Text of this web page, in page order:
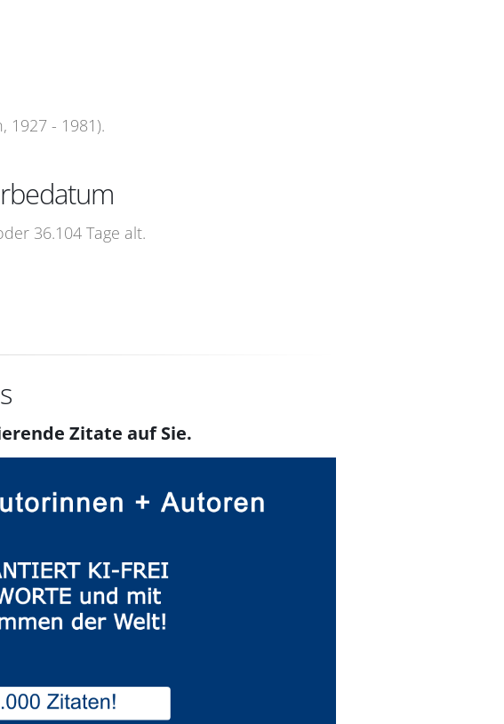
1927 - 1981).
36.104 Tage alt.
Zitate auf Sie.